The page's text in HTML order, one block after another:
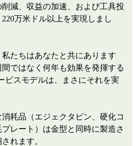
減、収益の加速、および工具投
万米ドル以上を実現しまし
たちはあなたと共にあります
ではなく何年も効果を発揮する
ビスモデルは、まさにそれを実
耗品（エジェクタピン、硬化コ
レート）は金型と同時に製造さ
れます。